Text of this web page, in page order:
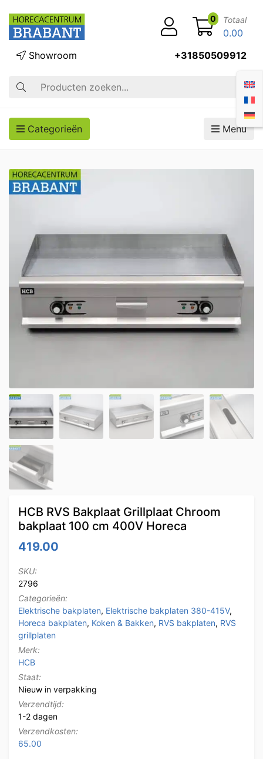
Zoek op
Showroom +31850509912
0 Totaal
0.00
Categorieën Menu
HCB RVS Bakplaat Grillplaat Chroom
bakplaat 100 cm 400V Horeca
419.00
SKU:
2796
Categorieën:
Elektrische bakplaten, Elektrische bakplaten 380-415V,
Horeca bakplaten, Koken & Bakken, RVS bakplaten, RVS
grillplaten
Merk:
HCB
Staat:
Nieuw in verpakking
Verzendtijd:
1-2 dagen
Verzendkosten:
65.00